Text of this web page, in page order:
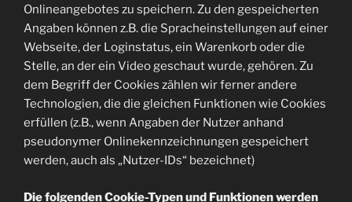
Onlineangebotes zu speichern. Zu den gespeicherten
Angaben können z.B. die Spracheinstellungen auf einer
Webseite, der Loginstatus, ein Warenkorb oder die
Stelle, an der ein Video geschaut wurde, gehören. Zu
dem Begriff der Cookies zählen wir ferner andere
Technologien, die die gleichen Funktionen wie Cookies
erfüllen (z.B., wenn Angaben der Nutzer anhand
pseudonymer Onlinekennzeichnungen gespeichert
werden, auch als „Nutzer-IDs“ bezeichnet)
Die folgenden Cookie-Typen und Funktionen werden